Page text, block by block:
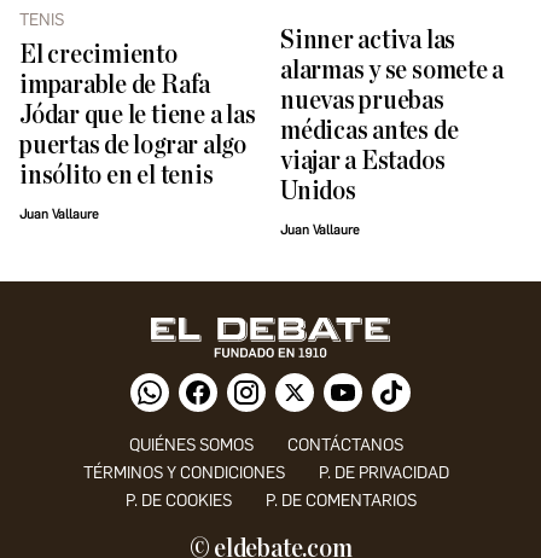
TENIS
El crecimiento
imparable de Rafa
Jódar que le tiene a las
puertas de lograr algo
insólito en el tenis
Juan Vallaure
Sinner activa las
alarmas y se somete a
nuevas pruebas
médicas antes de
viajar a Estados
Unidos
Juan Vallaure
QUIÉNES SOMOS
CONTÁCTANOS
TÉRMINOS Y CONDICIONES
P. DE PRIVACIDAD
P. DE COOKIES
P. DE COMENTARIOS
© eldebate.com